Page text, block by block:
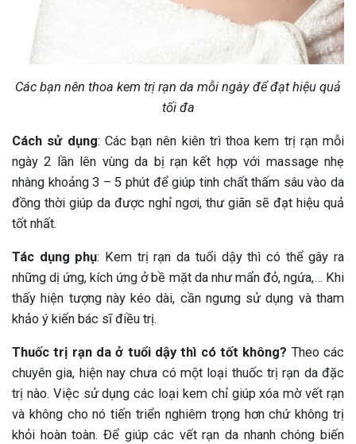
Các bạn nên thoa kem trị rạn da mỗi ngày để đạt hiệu quả
tối đa
Cách sử dụng: Các bạn nên kiên trì thoa kem trị rạn mỗi
ngày 2 lần lên vùng da bị rạn kết hợp với massage nhẹ
nhàng khoảng 3 – 5 phút để giúp tinh chất thấm sâu vào da
đồng thời giúp da được nghỉ ngơi, thư giãn sẽ đạt hiệu quả
tốt nhất.
Tác dụng phụ: Kem trị rạn da tuổi dậy thì có thể gây ra
những dị ứng, kích ứng ở bề mặt da như mẩn đỏ, ngứa,… Khi
thấy hiện tượng này kéo dài, cần ngưng sử dụng và tham
khảo ý kiến bác sĩ điều trị.
Thuốc trị rạn da ở tuổi dậy thì có tốt không? Theo các
chuyên gia, hiện nay chưa có một loại thuốc trị rạn da đặc
trị nào. Việc sử dụng các loại kem chỉ giúp xóa mờ vết rạn
và không cho nó tiến triển nghiêm trọng hơn chứ không trị
khỏi hoàn toàn. Để giúp các vết rạn da nhanh chóng biến